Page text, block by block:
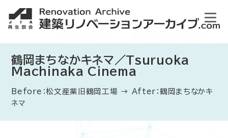
鶴岡まちなかキネマ／Tsuruoka
Machinaka Cinema
Before：松文産業旧鶴岡工場 → After：鶴岡まちなかキ
ネマ